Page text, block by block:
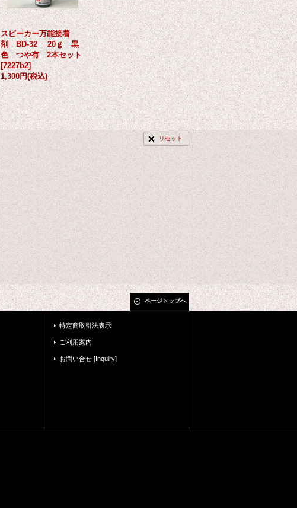
スピーカー万能接着
剤 BD-32 20ｇ 黒
色 つや有 2本セット
[7227b2]
1,300円(税込)
リセット
ページトップへ
特定商取引法表示
ご利用案内
お問い合せ [Inquiry]